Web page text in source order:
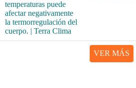
VER MÁS